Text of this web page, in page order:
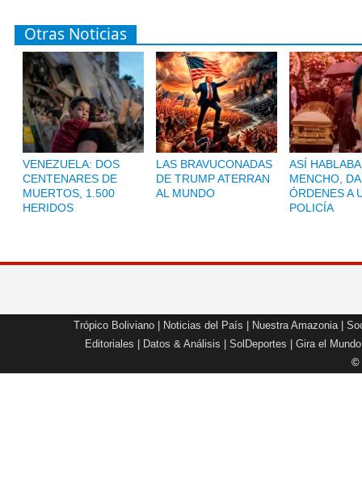
Otras Noticias
VENEZUELA: DOS
CENTENARES DE
MUERTOS, 1.500
HERIDOS
LAS BRAVUCONADAS
DE TRUMP ATERRAN
AL MUNDO
ASÍ
MENCHO,
ÓRDENES A
POLICÍA
Trópico Boliviano Noticias del País Nuestra Amazonia|
Editoriales
Datos & Análisis SolDeportes Gira el Mundo
©